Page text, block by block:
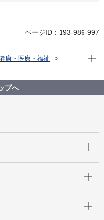
ページID：193-986-997
康・医療・福祉
現在
プへ